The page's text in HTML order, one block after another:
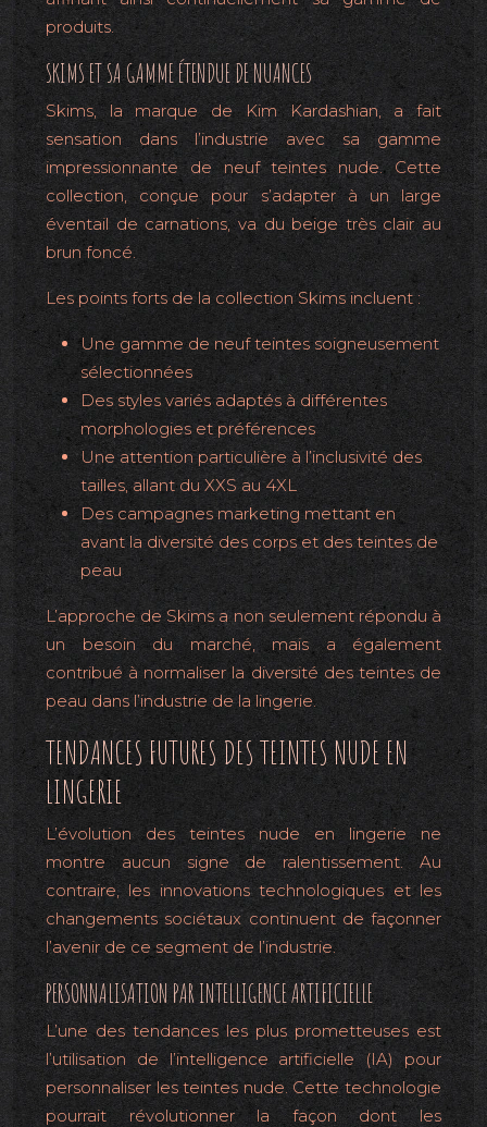
produits.
SKIMS ET SA GAMME ÉTENDUE DE NUANCES
Skims, la marque de Kim Kardashian, a fait
sensation dans l’industrie avec sa gamme
impressionnante de neuf teintes nude. Cette
collection, conçue pour s’adapter à un large
éventail de carnations, va du beige très clair au
brun foncé.
Les points forts de la collection Skims incluent :
Une gamme de neuf teintes soigneusement
sélectionnées
Des styles variés adaptés à différentes
morphologies et préférences
Une attention particulière à l’inclusivité des
tailles, allant du XXS au 4XL
Des campagnes marketing mettant en
avant la diversité des corps et des teintes de
peau
L’approche de Skims a non seulement répondu à
un besoin du marché, mais a également
contribué à normaliser la diversité des teintes de
peau dans l’industrie de la lingerie.
TENDANCES FUTURES DES TEINTES NUDE EN
LINGERIE
L’évolution des teintes nude en lingerie ne
montre aucun signe de ralentissement. Au
contraire, les innovations technologiques et les
changements sociétaux continuent de façonner
l’avenir de ce segment de l’industrie.
PERSONNALISATION PAR INTELLIGENCE ARTIFICIELLE
L’une des tendances les plus prometteuses est
l’utilisation de l’intelligence artificielle (IA) pour
personnaliser les teintes nude. Cette technologie
pourrait révolutionner la façon dont les